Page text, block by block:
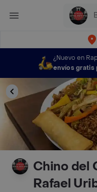
¿Nuevo en
envíos gratis
Chino del
Rafael